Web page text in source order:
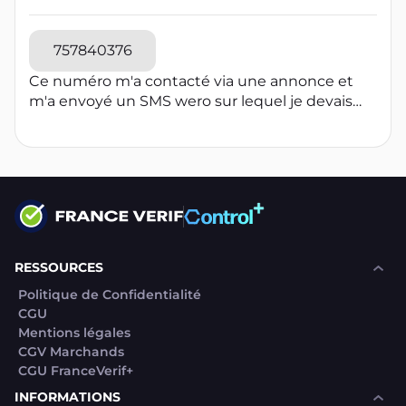
757840376
Ce numéro m'a contacté via une annonce et
m'a envoyé un SMS wero sur lequel je devais
RESSOURCES
Politique de Confidentialité
CGU
Mentions légales
CGV Marchands
CGU FranceVerif+
INFORMATIONS